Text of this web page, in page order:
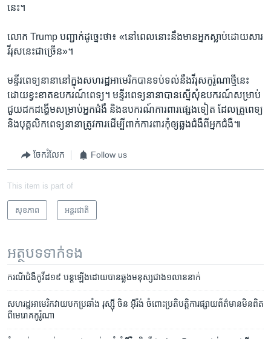
នេះ។
លោក Trump បញ្ជាក់​ដូច្នេះ​ថា៖ «នៅ​ពេល​នោះ​នឹង​មាន​អ្នក​ស្លាប់​ដោយសារ​
វីរុស​នេះ​ជា​ច្រើន»។
មន្ទីរពេទ្យ​នានា​នៅ​ក្នុង​សហរដ្ឋ​អាមេរិក​បាន​ទប់ទល់​នឹង​វីរុស​កូរ៉ូណា​ថ្មី​នេះ
ដោយ​ខ្វះខាត​ឧបករណ៍​ពេទ្យ។ មន្ទីរពេទ្យ​នានា​បាន​ស្នើ​សុំ​ឧបករណ៍​សម្រាប់​
ជួយ​ដក​ដង្ហើម​សម្រាប់​អ្នក​ជំងឺ និង​ឧបករណ៍​ការពារ​ផ្សេង​ទៀត ដែល​គ្រូពេទ្យ
និង​បុគ្គលិក​ពេទ្យ​នានា​ត្រូវការ​ដើម្បី​ពាក់​ការពារ​កុំ​ឲ្យ​ឆ្លង​ជំងឺ​ពី​អ្នក​ជំងឺ៕
ចែករំលែក Follow us
This item is part of
សុខភាព អន្តរជាតិ
អត្ថបទ​ទាក់ទង
ករណី​ជំងឺ​កូវីដ១៩​ បន្ត​ឡើង​ដោយ​បាន​ឆ្លង​មនុស្ស​ជាង​១​លាន​នាក់
សហរដ្ឋ​អាមេរិក​វាយ​បក​ប្រឆាំង​ ​រុស្ស៊ី ចិន ​​អ៊ីរ៉ង់​ ចំពោះ​ប្រតិបត្តិការ​ផ្សាយ​ព័ត៌មាន​មិន​ពិត​
ពី​មេរោគ​កូរ៉ូណា